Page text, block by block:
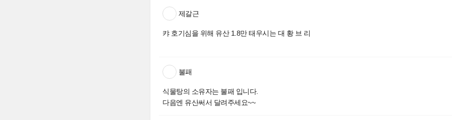
제갈근
캬 호기심을 위해 유산 1.8만 태우시는 대 황 브 리
불패
식물탕의 소유자는 불패 입니다.
다음엔 유산써서 달려주세요~~